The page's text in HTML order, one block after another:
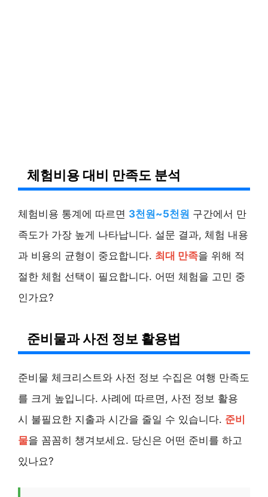
체험비용 대비 만족도 분석
체험비용 통계에 따르면 3천원~5천원 구간에서 만
족도가 가장 높게 나타납니다. 설문 결과, 체험 내용
과 비용의 균형이 중요합니다. 최대 만족을 위해 적
절한 체험 선택이 필요합니다. 어떤 체험을 고민 중
인가요?
준비물과 사전 정보 활용법
준비물 체크리스트와 사전 정보 수집은 여행 만족도
를 크게 높입니다. 사례에 따르면, 사전 정보 활용
시 불필요한 지출과 시간을 줄일 수 있습니다. 준비
물을 꼼꼼히 챙겨보세요. 당신은 어떤 준비를 하고
있나요?